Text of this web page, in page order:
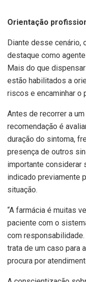
Orientação
Diante desse cenário,
destaque como
Mais do que
estão habilitados a
riscos e encaminhar o
Antes de recorrer a
recomendação é
duração do sintoma,
presença de outros
importante considerar
indicado previamente
situação.
“A farmácia é muitas
paciente com o
com
trata de um caso para
procura por